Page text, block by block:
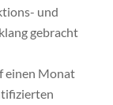
und
gebracht
einen Monat